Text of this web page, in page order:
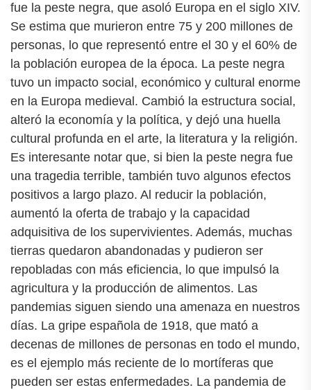
fue la peste negra, que asoló Europa en el siglo XIV.
Se estima que murieron entre 75 y 200 millones de
personas, lo que representó entre el 30 y el 60% de
la población europea de la época. La peste negra
tuvo un impacto social, económico y cultural enorme
en la Europa medieval. Cambió la estructura social,
alteró la economía y la política, y dejó una huella
cultural profunda en el arte, la literatura y la religión.
Es interesante notar que, si bien la peste negra fue
una tragedia terrible, también tuvo algunos efectos
positivos a largo plazo. Al reducir la población,
aumentó la oferta de trabajo y la capacidad
adquisitiva de los supervivientes. Además, muchas
tierras quedaron abandonadas y pudieron ser
repobladas con más eficiencia, lo que impulsó la
agricultura y la producción de alimentos. Las
pandemias siguen siendo una amenaza en nuestros
días. La gripe española de 1918, que mató a
decenas de millones de personas en todo el mundo,
es el ejemplo más reciente de lo mortíferas que
pueden ser estas enfermedades. La pandemia de